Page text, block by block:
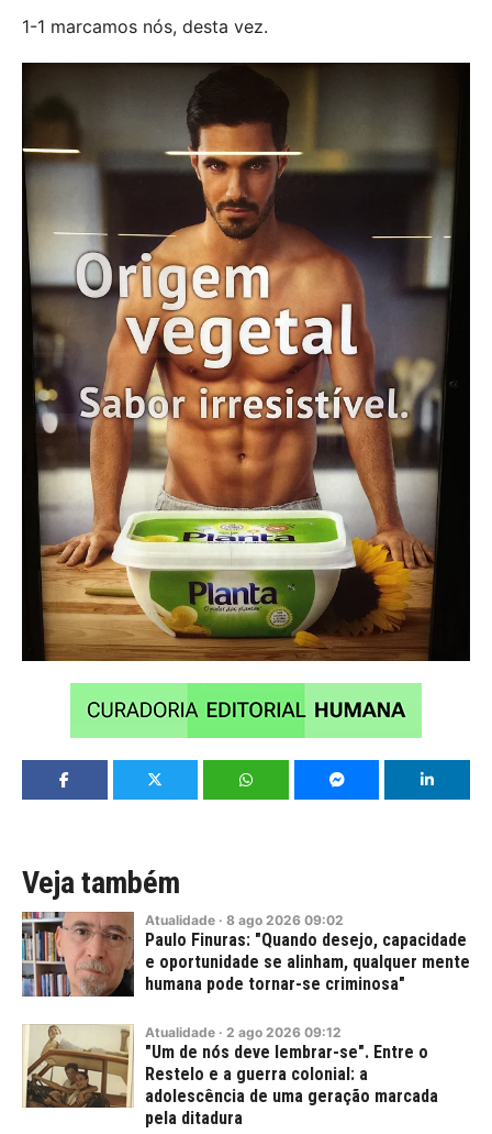
1-1 marcamos nós, desta vez.
Veja também
Atualidade · 8 ago 2026 09:02
Paulo Finuras: "Quando desejo, capacidade
e oportunidade se alinham, qualquer mente
humana pode tornar-se criminosa"
Atualidade · 2 ago 2026 09:12
"Um de nós deve lembrar-se". Entre o
Restelo e a guerra colonial: a
adolescência de uma geração marcada
pela ditadura